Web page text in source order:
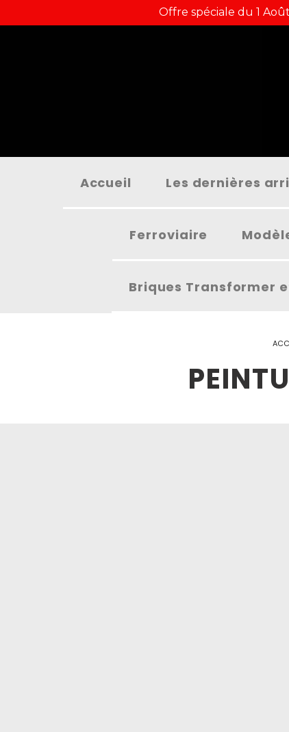
Offre spéciale du 1
Accueil Les dernières
Ferroviaire
Briques Transformer